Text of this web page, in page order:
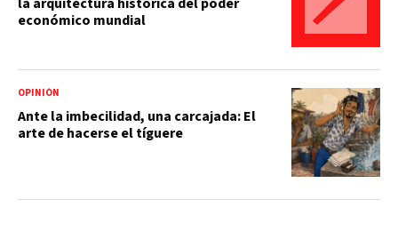
económico mundial
OPINIÓN
Ante la imbecilidad, una carcajada: El
arte de hacerse el tíguere